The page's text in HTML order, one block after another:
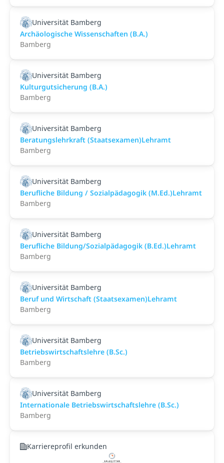
Universität Bamberg
Archäologische Wissenschaften (B.A.)
Bamberg
Universität Bamberg
Kulturgutsicherung (B.A.)
Bamberg
Universität Bamberg
Beratungslehrkraft (Staatsexamen)Lehramt
Bamberg
Universität Bamberg
Berufliche Bildung / Sozialpädagogik (M.Ed.)Lehramt
Bamberg
Universität Bamberg
Berufliche Bildung/Sozialpädagogik (B.Ed.)Lehramt
Bamberg
Universität Bamberg
Beruf und Wirtschaft (Staatsexamen)Lehramt
Bamberg
Universität Bamberg
Betriebswirtschaftslehre (B.Sc.)
Bamberg
Universität Bamberg
Internationale Betriebswirtschaftslehre (B.Sc.)
Bamberg
Karriereprofil erkunden